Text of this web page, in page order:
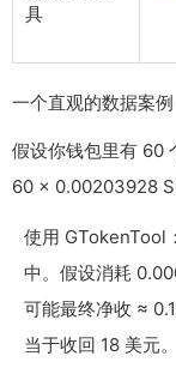
具
一个直观的数据案例
假设你钱包里有 60
60 × 0.00203928
使用 GTokenTool
中。假设消耗
可能最终净收 ≈
当于收回 18 美元。